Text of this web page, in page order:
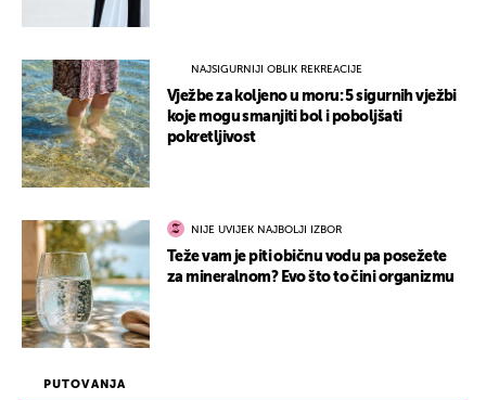
PUTOVANJA
NAJSIGURNIJI OBLIK REKREACIJE
Vježbe za koljeno u moru: 5 sigurnih vježbi
koje mogu smanjiti bol i poboljšati
pokretljivost
NIJE UVIJEK NAJBOLJI IZBOR
Teže vam je piti običnu vodu pa posežete
za mineralnom? Evo što to čini organizmu